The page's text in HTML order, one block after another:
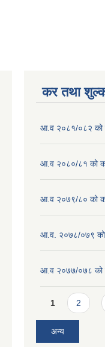
कर तथा
आ.व २०८१/०८२ को
आ.व २०८०/८१ को
आ.व २०७९/८० को
आ.व. २०७८/०७९
आ.व २०७७/०७८ को
Pages
1 2
अन्य